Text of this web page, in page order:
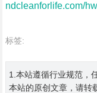
ndcleanforlife.com/
标签:
1.本站遵循行业规范，
本站的原创文章，请转